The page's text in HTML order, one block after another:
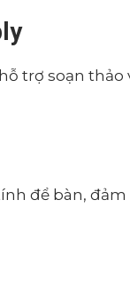
trợ soạn thảo
để bàn, đảm